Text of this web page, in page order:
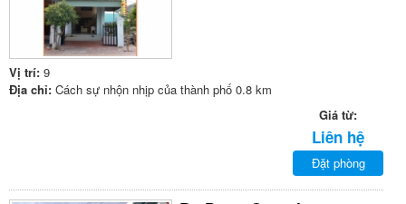
Vị trí: 9
Địa chỉ: Cách sự nhộn nhịp của thành phố 0.8 km
Giá từ:
Liên hệ
Đặt phòng